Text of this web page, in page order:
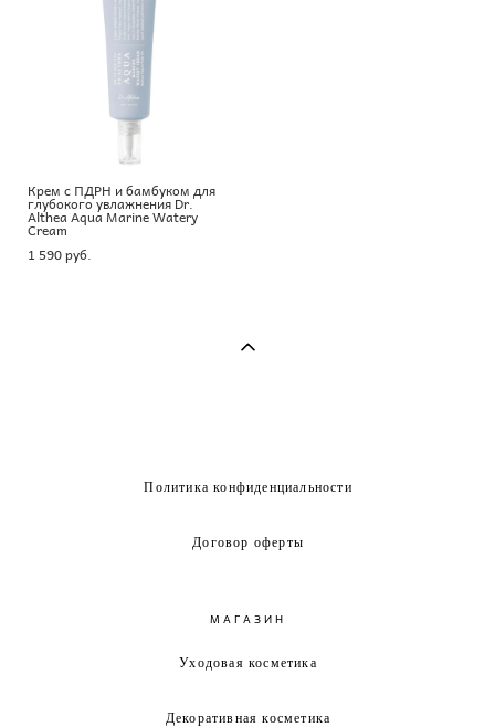
Крем с ПДРН и бамбуком для
глубокого увлажнения Dr.
Althea Aqua Marine Watery
Cream
1 590 pуб.
Политика конфиденциальности
Договор оферты
МАГАЗИН
Уходовая косметика
Декоративная косметика